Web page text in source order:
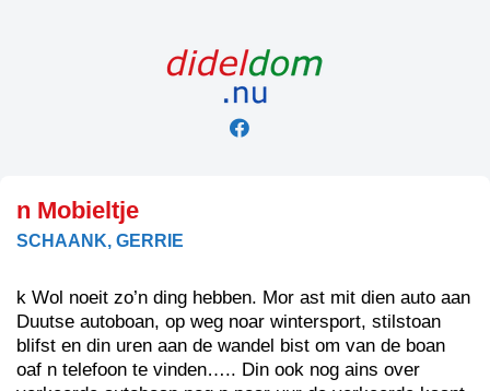
n Mobieltje
SCHAANK, GERRIE
k Wol noeit zo’n ding hebben. Mor ast mit dien auto aan
Duutse autoboan, op weg noar wintersport, stilstoan
blifst en din uren aan de wandel bist om van de boan
oaf n telefoon te vinden….. Din ook nog ains over